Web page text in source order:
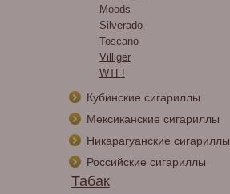
Moods
Silverado
Toscano
Villiger
WTF!
Кубинские сигариллы
Мексиканские сигариллы
Никарагуанские сигариллы
Российские сигариллы
Табак